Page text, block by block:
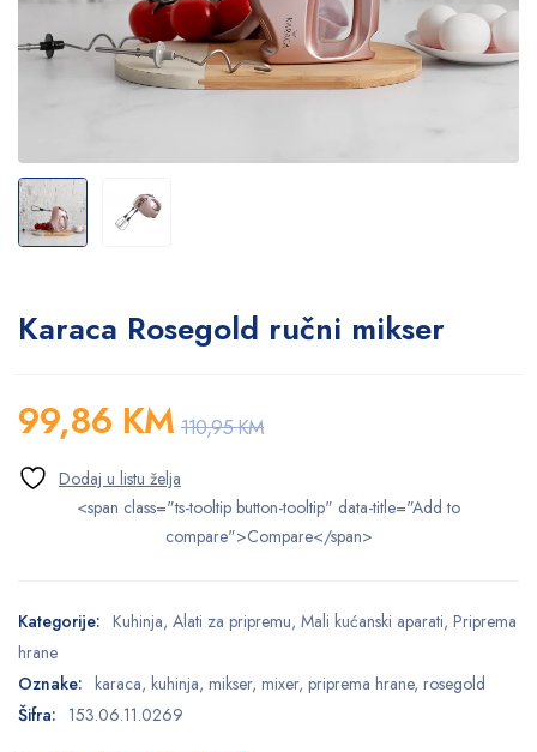
Karaca Rosegold ručni mikser
110,95KM
99,86 KM
<span class="ts-tooltip button-tooltip" data-title="Add to
compare">Compare</span>
Kategorije: Kuhinja, Alati za pripremu, Mali kućanski aparati, Priprema
hrane
Oznake: karaca, kuhinja, mikser, mixer, priprema hrane, rosegold
Šifra: 153.06.11.0269